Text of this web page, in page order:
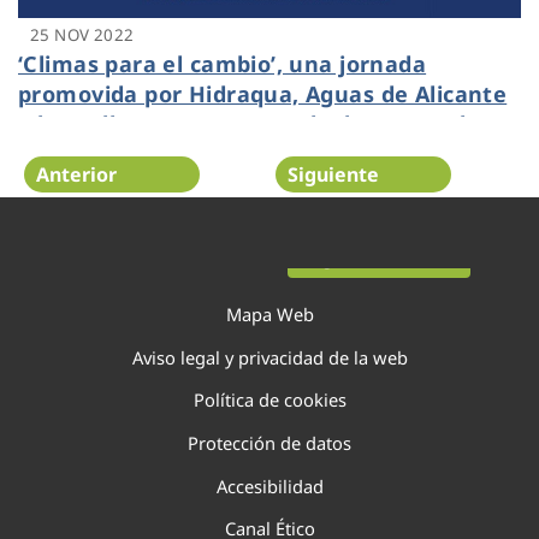
25 NOV 2022
‘Climas para el cambio’, una jornada
promovida por Hidraqua, Aguas de Alicante
y la UA llega a Petrer que lucha contra la
crisis climática
Anterior Siguiente
Mapa Web
Aviso legal y privacidad de la web
Política de cookies
Protección de datos
Accesibilidad
Canal Ético